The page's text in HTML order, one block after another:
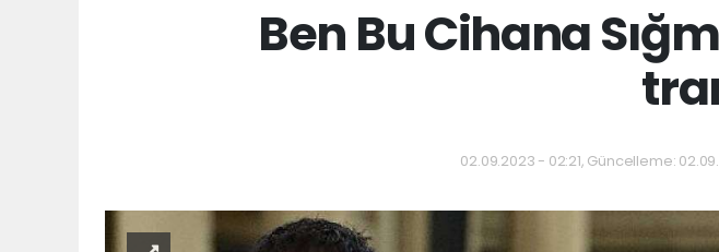
Ben Bu Cihana
02.09.2023 - 02:21, Güncelleme: